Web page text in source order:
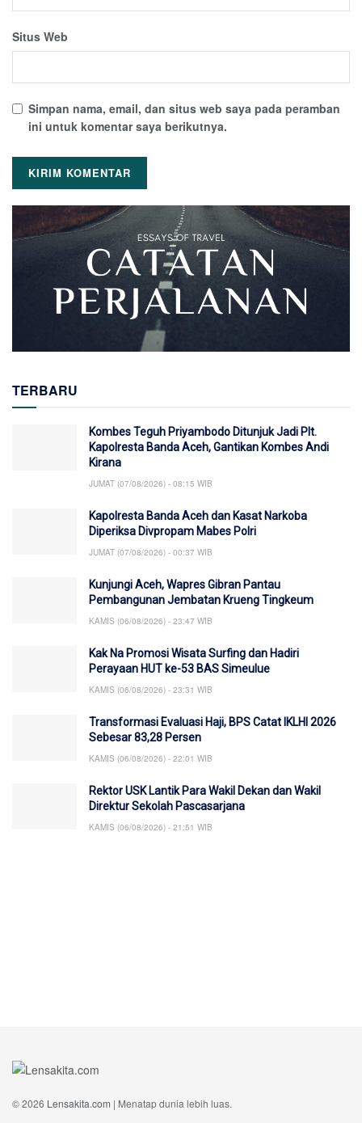
Situs Web
Simpan nama, email, dan situs web saya pada peramban
ini untuk komentar saya berikutnya.
TERBARU
Kombes Teguh Priyambodo Ditunjuk Jadi Plt.
Kapolresta Banda Aceh, Gantikan Kombes Andi
Kirana
JUMAT (07/08/2026) - 08:15 WIB
Kapolresta Banda Aceh dan Kasat Narkoba
Diperiksa Divpropam Mabes Polri
JUMAT (07/08/2026) - 00:37 WIB
Kunjungi Aceh, Wapres Gibran Pantau
Pembangunan Jembatan Krueng Tingkeum
KAMIS (06/08/2026) - 23:47 WIB
Kak Na Promosi Wisata Surfing dan Hadiri
Perayaan HUT ke-53 BAS Simeulue
KAMIS (06/08/2026) - 23:31 WIB
Transformasi Evaluasi Haji, BPS Catat IKLHI 2026
Sebesar 83,28 Persen
KAMIS (06/08/2026) - 22:01 WIB
Rektor USK Lantik Para Wakil Dekan dan Wakil
Direktur Sekolah Pascasarjana
KAMIS (06/08/2026) - 21:51 WIB
© 2026 Lensakita.com | Menatap dunia lebih luas.